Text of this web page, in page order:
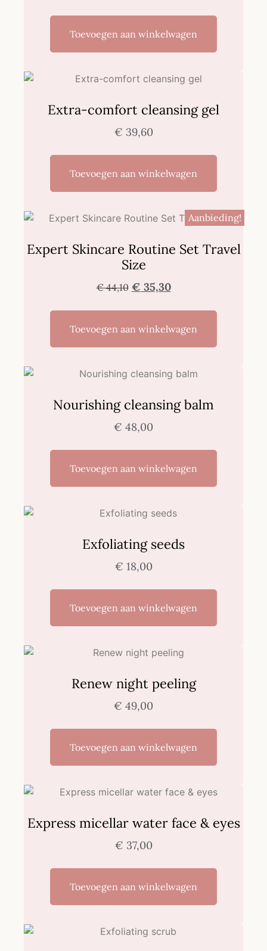
Toevoegen aan winkelwagen
Extra-comfort cleansing gel
€ 39,60
Toevoegen aan winkelwagen
Aanbieding!
Expert Skincare Routine Set Travel
Size
€44,10 € 35,30
Toevoegen aan winkelwagen
Nourishing cleansing balm
€ 48,00
Toevoegen aan winkelwagen
Exfoliating seeds
€ 18,00
Toevoegen aan winkelwagen
Renew night peeling
€ 49,00
Toevoegen aan winkelwagen
Express micellar water face & eyes
€ 37,00
Toevoegen aan winkelwagen